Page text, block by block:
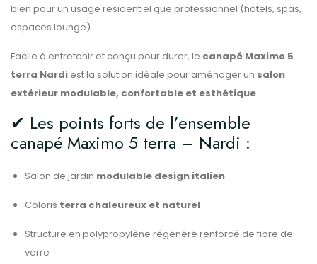
bien pour un usage résidentiel que professionnel (hôtels, spas,
espaces lounge).
Facile à entretenir et conçu pour durer, le canapé Maximo 5
terra Nardi est la solution idéale pour aménager un salon
extérieur modulable, confortable et esthétique.
✔ Les points forts de l’ensemble
canapé Maximo 5 terra – Nardi :
Salon de jardin modulable design italien
Coloris terra chaleureux et naturel
Structure en polypropylène régénéré renforcé de fibre de
verre